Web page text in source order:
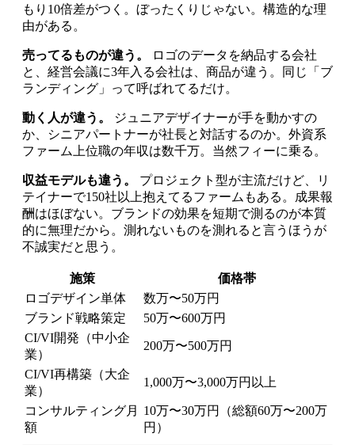
もり10倍差がつく。ぼったくりじゃない。構造的な理
由がある。
売ってるものが違う。
ロゴのデータを納品する会社
と、経営会議に3年入る会社は、商品が違う。同じ「ブ
ランディング」って呼ばれてるだけ。
動く人が違う。
ジュニアデザイナーが手を動かすの
か、シニアパートナーが社長と対話するのか。外資系
ファーム上位職の年収は数千万。当然フィーに乗る。
収益モデルも違う。
プロジェクト型が主流だけど、リ
テイナーで150社以上抱えてるファームもある。成果報
酬はほぼない。ブランドの効果を短期で測るのが本質
的に無理だから。測れないものを測れると言うほうが
不誠実だと思う。
施策
価格帯
ロゴデザイン単体
数万〜50万円
ブランド戦略策定
50万〜600万円
CI/VI開発（中小企
業）
200万〜500万円
CI/VI再構築（大企
業）
1,000万〜3,000万円以上
コンサルティング月
額
10万〜30万円（総額60万〜200万
円）